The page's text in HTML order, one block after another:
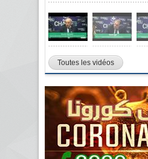
Toutes les vidéos